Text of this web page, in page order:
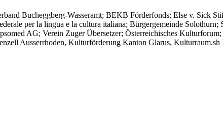
Bucheggberg-Wasseramt; BEKB Förderfonds; Else v. Sick
per la lingua e la cultura italiana; Bürgergemeinde Solothurn;
AG; Verein Zuger Übersetzer; Österreichisches
Ausserrhoden, Kulturförderung Kanton Glarus,